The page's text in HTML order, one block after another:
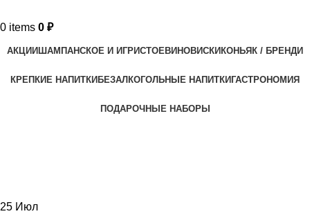
0 items 0 ₽
АКЦИИШАМПАНСКОЕ И ИГРИСТОЕВИНОВИСКИКОНЬЯК / БРЕНДИ
КРЕПКИЕ НАПИТКИБЕЗАЛКОГОЛЬНЫЕ НАПИТКИГАСТРОНОМИЯ
ПОДАРОЧНЫЕ НАБОРЫ
25 Июл